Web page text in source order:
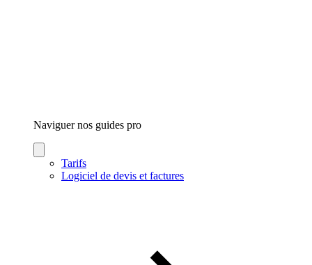
Naviguer nos guides pro
Tarifs
Logiciel de devis et factures